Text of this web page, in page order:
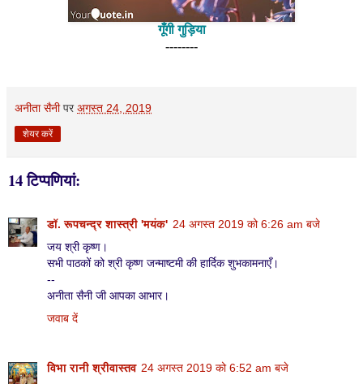
गूँगी गुड़िया
--------
अनीता सैनीपरअगस्त 24, 2019
शेयर करें
14 टिप्‍पणियां:
डॉ. रूपचन्द्र शास्त्री 'मयंक' 24 अगस्त 2019 को 6:26 am बजे
जय श्री कृष्ण।
सभी पाठकों को श्री कृष्ण जन्माष्टमी की हार्दिक शुभकामनाएँ।
--
अनीता सैनी जी आपका आभार।
जवाब दें
विभा रानी श्रीवास्तव 24 अगस्त 2019 को 6:52 am बजे